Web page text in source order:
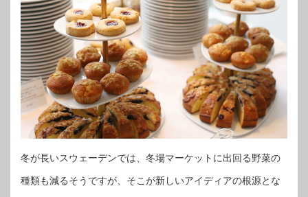
冬が長いスウェーデンでは、冬場マーケットに出回る野菜の
種類も減るそうですが、そこが新しいアイディアの根源とな